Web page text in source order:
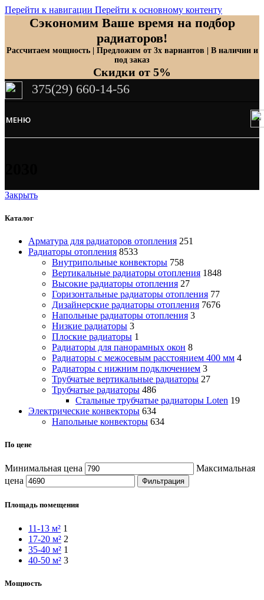
Перейти к навигации Перейти к основному контенту
Сэкономим Ваше время на подбор
радиаторов!
Рассчитаем мощность | Предложим от 3х вариантов | В наличии и
под заказ
Скидки от 5%
375(29) 660-14-56
МЕНЮ
Закрыть
Каталог
Арматура для радиаторов отопления 251
Радиаторы отопления 8533
Внутрипольные конвекторы 758
Вертикальные радиаторы отопления 1848
Высокие радиаторы отопления 27
Горизонтальные радиаторы отопления 77
Дизайнерские радиаторы отопления 7676
Напольные радиаторы отопления 3
Низкие радиаторы 3
Плоские радиаторы 1
Радиаторы для панорамных окон 8
Радиаторы с межосевым расстоянием 400 мм 4
Радиаторы с нижним подключением 3
Трубчатые вертикальные радиаторы 27
Трубчатые радиаторы 486
Cтальные трубчатые радиаторы Loten 19
Электрические конвекторы 634
Напольные конвекторы 634
По цене
Минимальная цена
Максимальная
цена
Фильтрация
Площадь помещения
11-13 м² 1
17-20 м² 2
35-40 м² 1
40-50 м² 3
Мощность